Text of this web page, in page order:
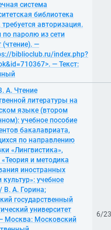
система
библиотека
требуется авторизация.
по паролю из сети
(чтение). —
biblioclub.ru/index.php?
— Текст:
А. Чтение
литературы на
языке (втором
учебное пособие
бакалавриата,
по направлению
«Лингвистика»,
и методика
иностранных
учебное
В. А. Горина;
государственный
университет
Москва: Московский
6/